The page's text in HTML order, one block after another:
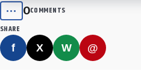
••• 0COMMENTS
SHARE
f X W @